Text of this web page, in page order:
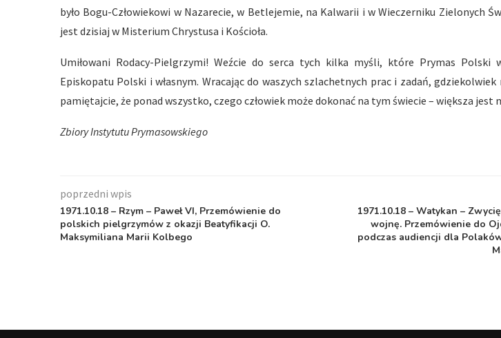
było Bogu-Człowiekowi w Nazarecie, w Betlejemie, na Kalwarii i w Wieczerniku Zielonych
jest dzisiaj w Misterium Chrystusa i Kościoła.
Umiłowani Rodacy-Pielgrzymi! Weźcie do serca tych kilka myśli, które Prymas Polski
Episkopatu Polski i własnym. Wracając do waszych szlachetnych prac i zadań, gdziekolwiek
pamiętajcie, że ponad wszystko, czego człowiek może dokonać na tym świecie – większa jest
Zbiory Instytutu Prymasowskiego
poprzedni wpis
1971.10.18 – Rzym – Paweł VI, Przemówienie do
polskich pielgrzymów z okazji Beatyfikacji O.
Maksymiliana Marii Kolbego
1971.10.18 – Watykan –
wojnę. Przemówienie do
podczas audiencji dla